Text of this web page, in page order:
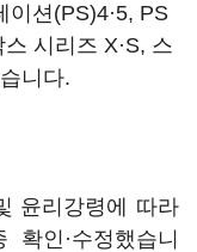
이션(PS)4·5, PS
시리즈 X·S, 스
니다.
윤리강령에 따라
인·수정했습니